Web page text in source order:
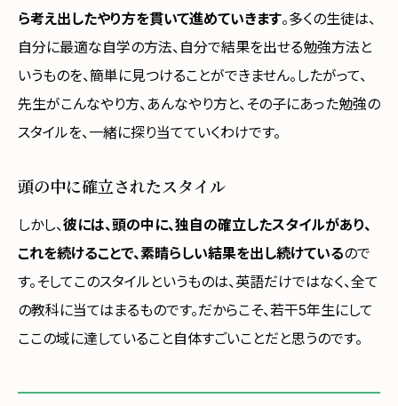
ら考え出したやり方を貫いて進めていきます。多くの生徒は、
自分に最適な自学の方法、自分で結果を出せる勉強方法と
いうものを、簡単に見つけることができません。したがって、
先生がこんなやり方、あんなやり方と、その子にあった勉強の
スタイルを、一緒に探り当てていくわけです。
頭の中に確立されたスタイル
しかし、彼には、頭の中に、独自の確立したスタイルがあり、
これを続けることで、素晴らしい結果を出し続けているので
す。そしてこのスタイルというものは、英語だけではなく、全て
の教科に当てはまるものです。だからこそ、若干5年生にして
ここの域に達していること自体すごいことだと思うのです。